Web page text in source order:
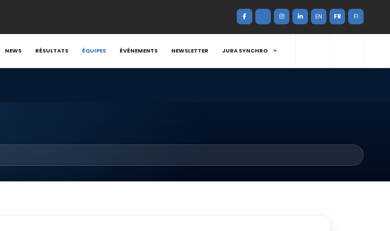
EN FR FI
NEWS RÉSULTATS ÉQUIPES ÉVÉNEMENTS NEWSLETTER JURA SYNCHRO